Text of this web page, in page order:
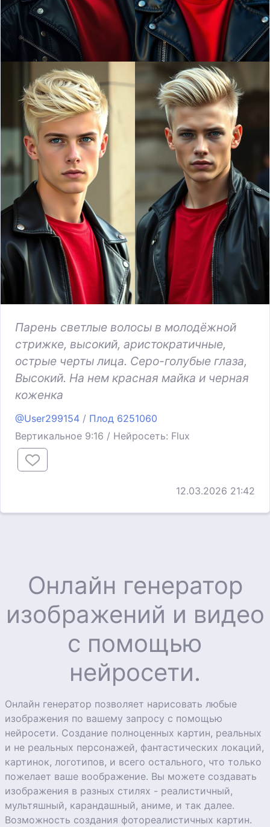
Парень светлые волосы в молодёжной
стрижке, высокий, аристократичные,
острые черты лица. Серо-голубые глаза,
Высокий. На нем красная майка и черная
коженка
@User299154 / Плод 6251060
Вертикальное 9:16 / Нейросеть: Flux
12.03.2026 21:42
Онлайн генератор
изображений и видео
с помощью
нейросети.
Онлайн генератор позволяет нарисовать любые
изображения по вашему запросу с помощью
нейросети. Создание полноценных картин, реальных
и не реальных персонажей, фантастических локаций,
картинок, логотипов, и всего остального, что только
пожелает ваше воображение. Вы можете создавать
изображения в разных стилях - реалистичный,
мультяшный, карандашный, аниме, и так далее.
Возможность создания фотореалистичных картин.